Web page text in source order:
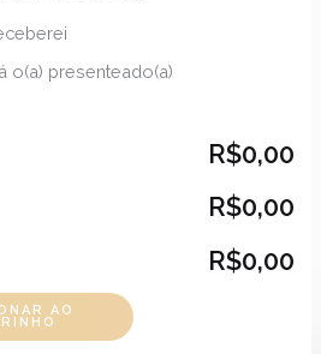
o(a) presenteado(a)
R$0,00
R$0,00
R$0,00
AO